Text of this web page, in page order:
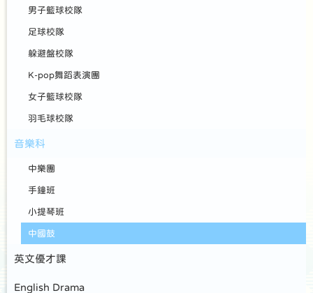
男子籃球校隊
足球校隊
躲避盤校隊
K-pop舞蹈表演團
女子籃球校隊
羽毛球校隊
音樂科
中樂團
手鐘班
小提琴班
中國鼓
英文優才課
English Drama